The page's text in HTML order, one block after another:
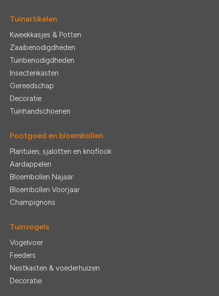
Tuinartikelen
Kweekkasjes & Potten
Zaaibenodigdheden
Tuinbenodigdheden
Insectenkasten
Gereedschap
Decoratie
Tuinhandschoenen
Pootgoed en bloembollen
Plantuien, sjalotten en knoflook
Aardappelen
Bloembollen Najaar
Bloembollen Voorjaar
Champignons
Tuinvogels
Vogelvoer
Feeders
Nestkasten & voederhuizen
Decoratie